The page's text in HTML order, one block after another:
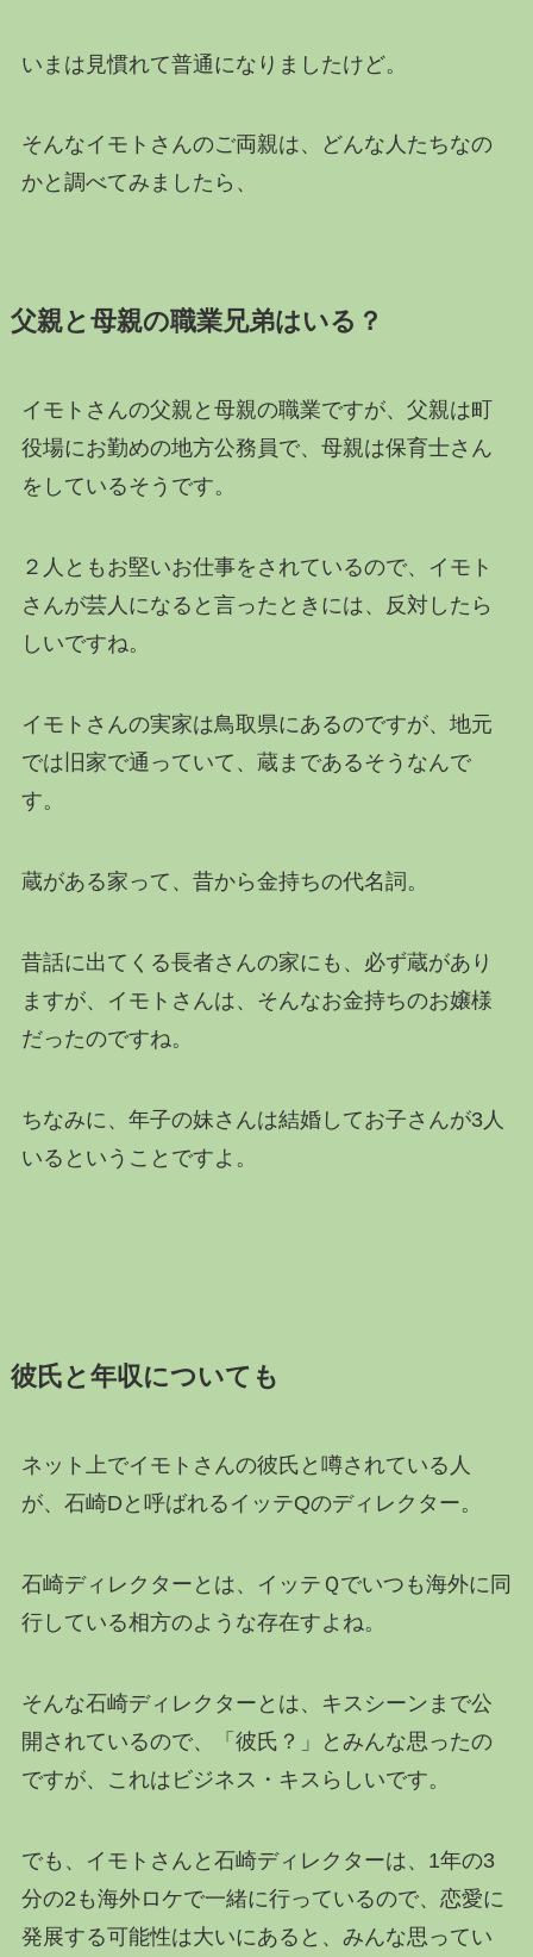
いまは見慣れて普通になりましたけど。
そんなイモトさんのご両親は、どんな人たちなの
かと調べてみましたら、
父親と母親の職業兄弟はいる？
イモトさんの父親と母親の職業ですが、父親は町
役場にお勤めの地方公務員で、母親は保育士さん
をしているそうです。
２人ともお堅いお仕事をされているので、イモト
さんが芸人になると言ったときには、反対したら
しいですね。
イモトさんの実家は鳥取県にあるのですが、地元
では旧家で通っていて、蔵まであるそうなんで
す。
蔵がある家って、昔から金持ちの代名詞。
昔話に出てくる長者さんの家にも、必ず蔵があり
ますが、イモトさんは、そんなお金持ちのお嬢様
だったのですね。
ちなみに、年子の妹さんは結婚してお子さんが3人
いるということですよ。
彼氏と年収についても
ネット上でイモトさんの彼氏と噂されている人
が、石崎Dと呼ばれるイッテQのディレクター。
石崎ディレクターとは、イッテＱでいつも海外に同
行している相方のような存在すよね。
そんな石崎ディレクターとは、キスシーンまで公
開されているので、「彼氏？」とみんな思ったの
ですが、これはビジネス・キスらしいです。
でも、イモトさんと石崎ディレクターは、1年の3
分の2も海外ロケで一緒に行っているので、恋愛に
発展する可能性は大いにあると、みんな思ってい